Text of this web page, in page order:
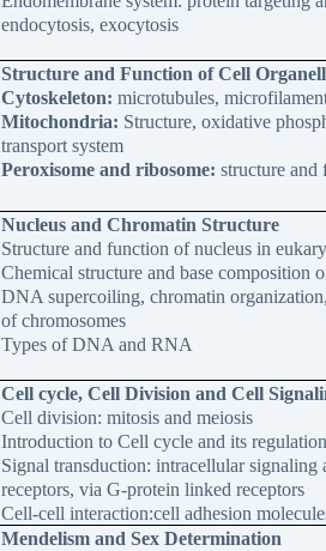
endocytosis, exocytosis
Structure and Function of Cell
Cytoskeleton: microtubules,
Mitochondria: Structure, oxidative
transport system
Peroxisome and ribosome: structure and
Nucleus and Chromatin Structure
Structure and function of nucleus in
Chemical structure and base
DNA supercoiling, chromatin
of chromosomes
Types of DNA and RNA
Cell cycle, Cell Division and Cell
Cell division: mitosis and meiosis
Introduction to Cell cycle and its
Signal transduction: intracellular signaling
receptors, via G-protein linked receptors
Cell-cell interaction:cell adhesion
Mendelism and Sex Determination